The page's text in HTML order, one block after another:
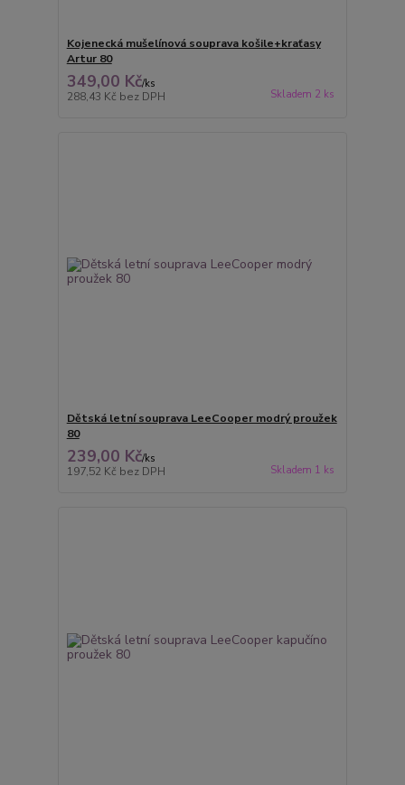
Kojenecká mušelínová souprava košile+kraťasy
Artur 80
349,00 Kč/ks
288,43 Kč bez DPH Skladem 2 ks
Dětská letní souprava LeeCooper modrý proužek
80
239,00 Kč/ks
197,52 Kč bez DPH Skladem 1 ks